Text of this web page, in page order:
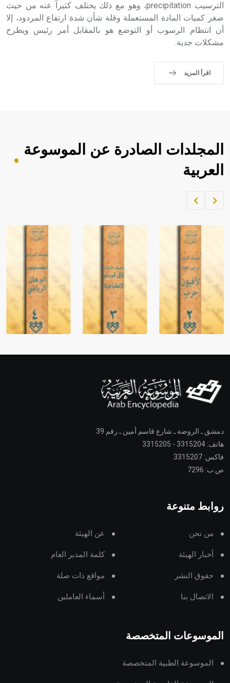
الترسيب precipitation، وهو مع ذلك يختلف كثيراً عنه من حيث
صغر كميات المادة المستعملة وقلة شأن شدة ارتفاع المردود، إلا
أن انتظام الرسوب أو التوضع هو بالمقابل أمر رئيس ويطرح
مشكلات جدية.
اقرأ المزيد
المجلدات الصادرة عن الموسوعة
العربية
دمشق ـ الروضة ـ شارع قاسم أمين ـ رقم 39
هاتف: 3315204 - 3315205
فاكس: 3315207
ص.ب: 7296
روابط متنوعة
من نحن عن الهيئة
أخبار الهيئة كلمة المدير العام
حقوق النشر مواقع ذات صلة
الاتصال بنا أسماء العاملين
الموسوعات المتخصصة
الموسوعة الطبية المتخصصة